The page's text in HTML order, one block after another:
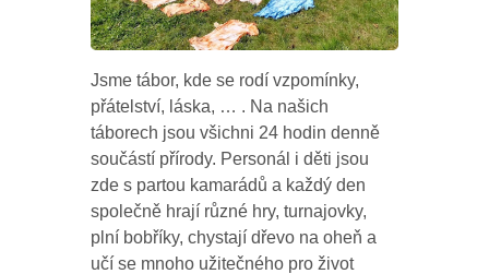
Jsme tábor, kde se rodí vzpomínky,
přátelství, láska, … . Na našich
táborech jsou všichni 24 hodin denně
součástí přírody. Personál i děti jsou
zde s partou kamarádů a každý den
společně hrají různé hry, turnajovky,
plní bobříky, chystají dřevo na oheň a
učí se mnoho užitečného pro život